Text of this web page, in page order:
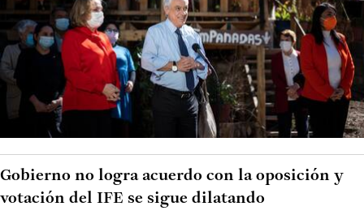
Gobierno no logra acuerdo con la oposición y
votación del IFE se sigue dilatando